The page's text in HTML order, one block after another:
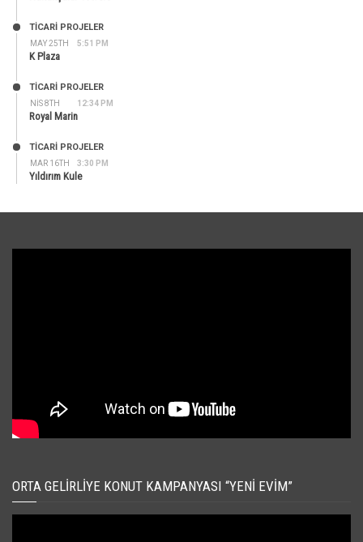
MAY 25TH 5:51 PM
TİCARİ PROJELER
K Plaza
NIS 8TH 12:34 PM
TİCARİ PROJELER
Royal Marin
MAR 16TH 3:30 PM
TİCARİ PROJELER
Yıldırım Kule
ORTA GELIRLIYE KONUT KAMPANYASI “YENI EVIM”